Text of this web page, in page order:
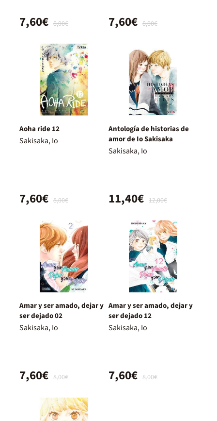
8,00€
7,60€ 8,00€
7,60€
Aoha ride 12
Sakisaka, Io
8,00€
7,60€
Antología de historias de
amor de Io Sakisaka
Sakisaka, Io
12,00€
11,40€
Amar y ser amado, dejar y
ser dejado 02
Sakisaka, Io
8,00€
7,60€
Amar y ser amado, dejar y
ser dejado 12
Sakisaka, Io
8,00€
7,60€